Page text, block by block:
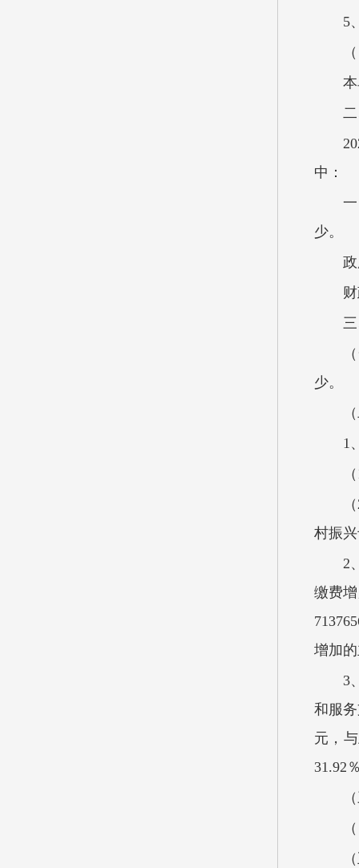
5
中：
少。
1
村振
2
缴费
增加
3
和服
元，
31.92